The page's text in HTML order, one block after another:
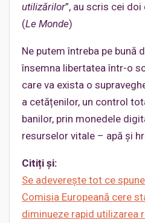
utilizărilor”, au scris cei
(Le Monde)
Ne putem întreba pe bună
însemna libertatea într-o
care va exista o
a cetățenilor, un control
banilor, prin monedele
resurselor vitale – apă și
Citiți și:
Se adeverește tot ce
Comisia Europeană cere
diminueze rapid utilizarea